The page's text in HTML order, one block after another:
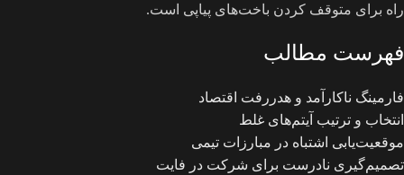
راه برای متوقف کردن باخت‌های پیاپی است.
فهرست مطالب
فارمینگ ناکارآمد و هدررفت اقتصاد
انتخاب و ترتیب آیتم‌های غلط
موقعیت‌یابی اشتباه در مبارزات تیمی
تصمیم‌گیری نادرست برای شرکت در فایت